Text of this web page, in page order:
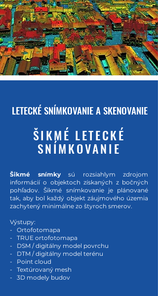
LETECKÉ SNÍMKOVANIE A SKENOVANIE
ŠIKMÉ LETECKÉ
SNÍMKOVANIE
Šikmé snímkysú rozsiahlym zdrojom
informácií o objektoch získaných z bočných
pohľadov. Šikmé snímkovanie je plánované
tak, aby bol každý objekt záujmového územia
zachytený minimálne zo štyroch smerov.
Výstupy:
- Ortofotomapa
- TRUE ortofotomapa
- DSM / digitálny model povrchu
- DTM / digitálny model terénu
- Point cloud
- Textúrovaný mesh
- 3D modely budov